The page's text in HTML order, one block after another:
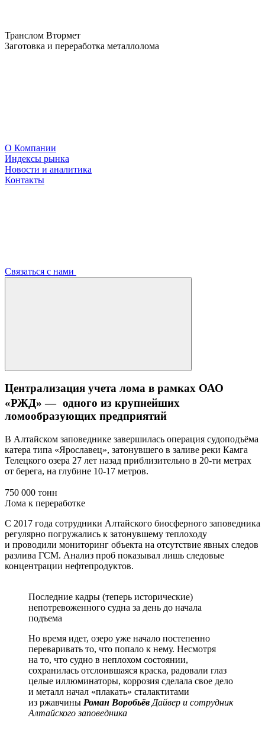
Транслом Втормет
Заготовка и переработка металлолома
О Компании
Индексы рынка
Новости и аналитика
Контакты
Связаться с нами
Централизация учета лома в рамках ОАО
«РЖД» — одного из крупнейших
ломообразующих предприятий
В Алтайском заповеднике завершилась операция судоподъёма
катера типа «Ярославец», затонувшего в заливе реки Камга
Телецкого озера 27 лет назад приблизительно в 20-ти метрах
от берега, на глубине 10-17 метров.
750 000 тонн
Лома к переработке
С 2017 года сотрудники Алтайского биосферного заповедника
регулярно погружались к затонувшему теплоходу
и проводили мониторинг объекта на отсутствие явных следов
разлива ГСМ. Анализ проб показывал лишь следовые
концентрации нефтепродуктов.
Последние кадры (теперь исторические)
непотревоженного судна за день до начала
подъема
Но время идет, озеро уже начало постепенно
переваривать то, что попало к нему. Несмотря
на то, что судно в неплохом состоянии,
сохранилась отслоившаяся краска, радовали глаз
целые иллюминаторы, коррозия сделала свое дело
и металл начал «плакать» сталактитами
из ржавчины Роман Воробьёв Дайвер и сотрудник
Алтайского заповедника